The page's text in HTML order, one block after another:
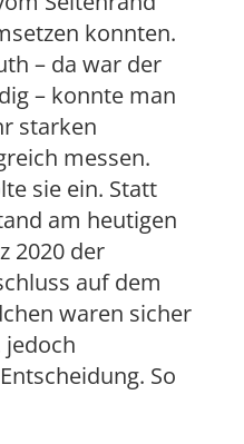
konnten.
– da war der
– konnte man
starken
messen.
sie ein. Statt
am heutigen
2020 der
auf dem
waren sicher
So